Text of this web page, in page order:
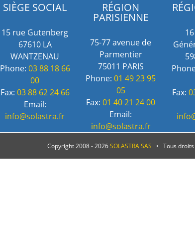
SIÈGE SOCIAL
15 rue Gutenberg
67610 LA
WANTZENAU
Phone: 03 88 18 66
00
Fax: 03 88 62 24 66
Email:
info@solastra.fr
RÉGION
PARISIENNE
75-77 avenue de
Parmentier
75011 PARIS
Phone:01 49 23 95
05
Fax:01 40 21 24 00
Email:
info@solastra.fr
Fax:
Copyright 2008 -2026SOLASTRA SAS • Tous